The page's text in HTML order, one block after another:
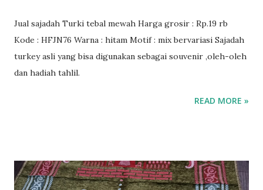
Jual sajadah Turki tebal mewah Harga grosir : Rp.19 rb
Kode : HFJN76 Warna : hitam Motif : mix bervariasi Sajadah
turkey asli yang bisa digunakan sebagai souvenir ,oleh-oleh
dan hadiah tahlil.
READ MORE »